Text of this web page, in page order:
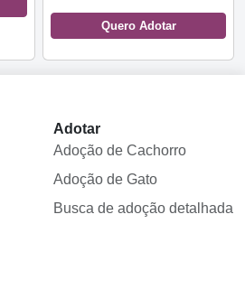
Quero Adotar
Adotar
Adoção de Cachorro
Adoção de Gato
Busca de adoção detalhada